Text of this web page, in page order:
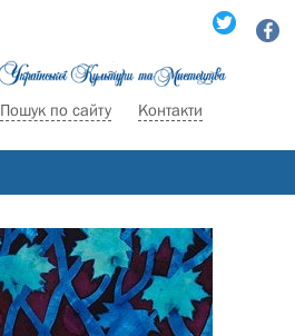
Пошук по сайту Контакти